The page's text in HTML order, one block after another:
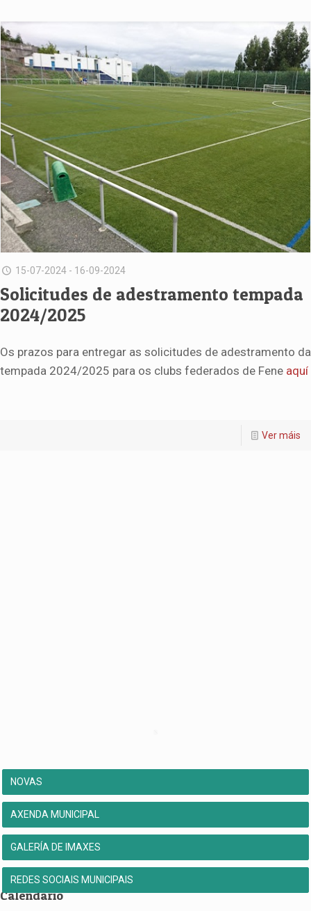
15-07-2024 - 16-09-2024
Solicitudes de adestramento tempada
2024/2025
Os prazos para entregar as solicitudes de adestramento da
tempada 2024/2025 para os clubs federados de Fene aquí
Ver máis
NOVAS
AXENDA MUNICIPAL
GALERÍA DE IMAXES
REDES SOCIAIS MUNICIPAIS
Calendario